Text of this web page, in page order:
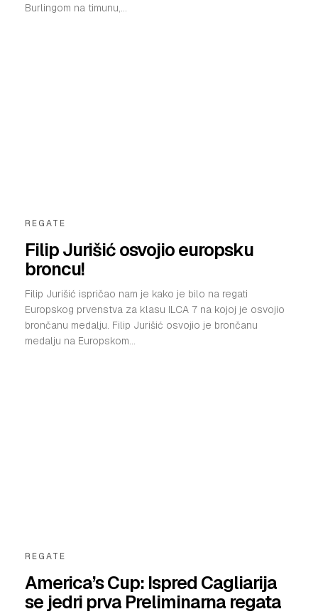
Burlingom na timunu,...
REGATE
Filip Jurišić osvojio europsku
broncu!
Filip Jurišić ispričao nam je kako je bilo na regati
Europskog prvenstva za klasu ILCA 7 na kojoj je osvojio
brončanu medalju. Filip Jurišić osvojio je brončanu
medalju na Europskom...
REGATE
America’s Cup: Ispred Cagliarija
se jedri prva Preliminarna regata